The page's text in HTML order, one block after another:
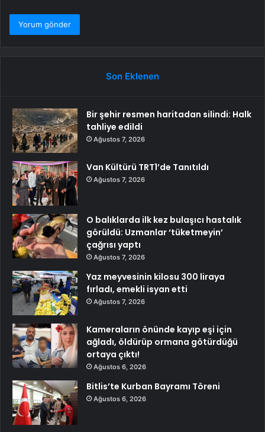
Son Eklenen
Bir şehir resmen haritadan silindi: Halk
tahliye edildi
Ağustos 7, 2026
Van Kültürü TRT1’de Tanıtıldı
Ağustos 7, 2026
O balıklarda ilk kez bulaşıcı hastalık
görüldü: Uzmanlar ‘tüketmeyin’
çağrısı yaptı
Ağustos 7, 2026
Yaz meyvesinin kilosu 300 liraya
fırladı, emekli isyan etti
Ağustos 7, 2026
Kameraların önünde kayıp eşi için
ağladı, öldürüp ormana götürdüğü
ortaya çıktı!
Ağustos 6, 2026
Bitlis’te Kurban Bayramı Töreni
Ağustos 6, 2026